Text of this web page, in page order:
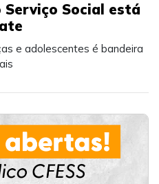
Serviço Social está
e adolescentes é bandeira